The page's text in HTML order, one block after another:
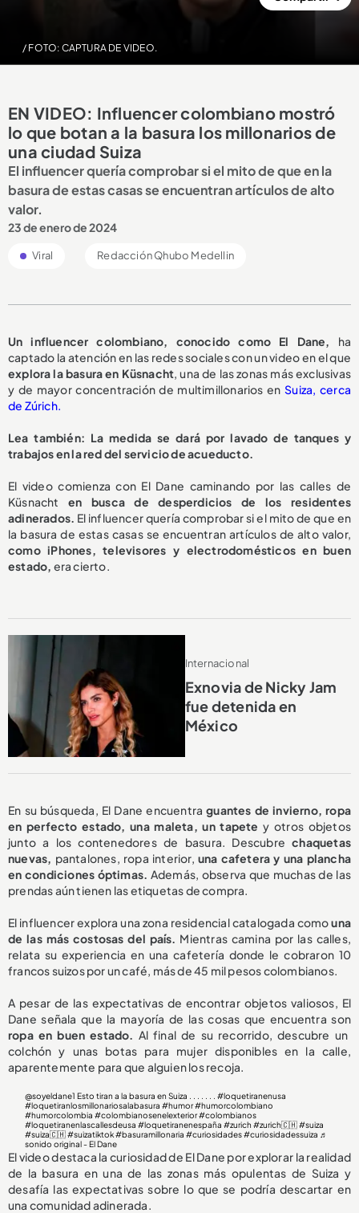
/ FOTO: CAPTURA DE VIDEO.
EN VIDEO: Influencer colombiano mostró
lo que botan a la basura los millonarios de
una ciudad Suiza
El influencer quería comprobar si el mito de que en la
basura de estas casas se encuentran artículos de alto
valor.
23 de enero de 2024
Viral Redacción Qhubo Medellin
Un influencer colombiano, conocido como El Dane, ha
captado la atención en las redes sociales con un video en el que
explora la basura en Küsnacht, una de las zonas más exclusivas
y de mayor concentración de multimillonarios enSuiza, cerca
de Zúrich.
Lea también: La medida se dará por lavado de tanques y
trabajos en la red del servicio de acueducto.
El video comienza con El Dane caminando por las calles de
Küsnachten busca de desperdicios de los residentes
adinerados. El influencer quería comprobar si el mito de que en
la basura de estas casas se encuentran artículos de alto valor,
como iPhones, televisores y electrodomésticos en buen
estado, era cierto.
Internacional
Exnovia de Nicky Jam
fue detenida en
México
En su búsqueda, El Dane encuentra guantes de invierno, ropa
en perfecto estado, una maleta, un tapete y otros objetos
junto a los contenedores de basura. Descubre chaquetas
nuevas, pantalones, ropa interior, una cafetera y una plancha
en condiciones óptimas. Además, observa que muchas de las
prendas aún tienen las etiquetas de compra.
El influencer explora una zona residencial catalogada comouna
de las más costosas del país. Mientras camina por las calles,
relata su experiencia en una cafetería donde le cobraron 10
francos suizos por un café, más de 45 mil pesos colombianos.
A pesar de las expectativas de encontrar objetos valiosos, El
Dane señala que la mayoría de las cosas que encuentra son
ropa en buen estado. Al final de su recorrido, descubre un
colchón y unas botas para mujer disponibles en la calle,
aparentemente para que alguien los recoja.
@soyeldane1 Esto tiran a la basura en Suiza . . . . . . .#loquetiranenusa
#loquetiranlosmillonariosalabasura #humor#humorcolombiano
#humorcolombia #colombianosenelexterior#colombianos
#loquetiranenlascallesdeusa #loquetiranenespaña #zurich #zurich🇨🇭 #suiza
#suiza🇨🇭 #suizatiktok #basuramillonaria #curiosidades #curiosidadessuiza ♬
sonido original - El Dane
El video destaca la curiosidad de El Dane por explorar la realidad
de la basura en una de las zonas más opulentas de Suiza y
desafía las expectativas sobre lo que se podría descartar en
una comunidad adinerada.